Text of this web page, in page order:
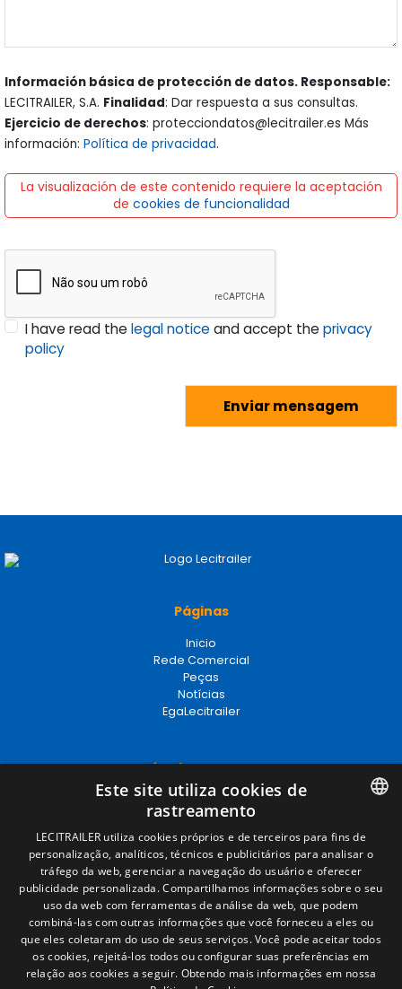
Información básica de protección de datos. Responsable:
LECITRAILER, S.A. Finalidad: Dar respuesta a sus consultas.
Ejercicio de derechos: protecciondatos@lecitrailer.es Más
información: Política de privacidad.
La visualización de este contenido requiere la aceptación
de cookies de funcionalidad
I have read thelegal noticeand accept theprivacy
policy
Páginas
Inicio
Rede Comercial
Peças
Notícias
EgaLecitrailer
Términos legales
Aviso legal
Política de privacidade
Política de cookies
Condições Gerais de Venda
Gerenciar cookies
Contacto
Camino de los Huertos, S/N. Apdo 100
50620 - Casetas (Zaragoza) SPAIN
SPANISH
ENGLISH
FRENCH
ITALIAN
PORTUGUESE
Este site utiliza cookies de
rastreamento
LECITRAILER utiliza cookies próprios e de terceiros para fins de
personalização, analíticos, técnicos e publicitários para analisar o
tráfego da web, gerenciar a navegação do usuário e oferecer
publicidade personalizada. Compartilhamos informações sobre o seu
uso da web com ferramentas de análise da web, que podem
combiná-las com outras informações que você forneceu a eles ou
que eles coletaram do uso de seus serviços. Você pode aceitar todos
os cookies, rejeitá-los todos ou configurar suas preferências em
relação aos cookies a seguir. Obtendo mais informações em nossa